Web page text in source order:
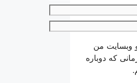
وبسایت من
که دوباره